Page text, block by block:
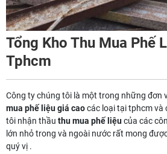
Tổng Kho Thu Mua Phế
Tphcm
Công ty chúng tôi là một trong những đơn
mua phế liệu giá caocác loại tại tphcm và
tôi nhận thầu thu mua phế liệucủa các
lớn nhỏ trong và ngoài nước rất mong
quý vị .